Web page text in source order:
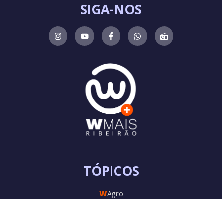
TÓPICOS
WAgro
SIGA-NOS